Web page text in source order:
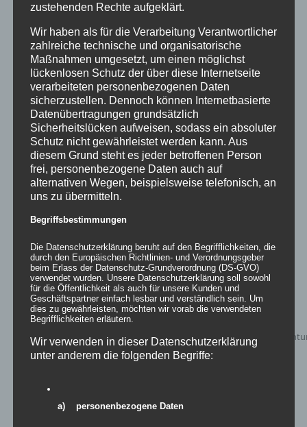
Bewertet
mit 5.00von
5
Details
zur Wunschliste
zustehenden Rechte aufgeklärt.
Wir haben als für die Verarbeitung Verantwortlicher
zahlreiche technische und organisatorische
Maßnahmen umgesetzt, um einen möglichst
lückenlosen Schutz der über diese Internetseite
verarbeiteten personenbezogenen Daten
sicherzustellen. Dennoch können Internetbasierte
Datenübertragungen grundsätzlich
Sicherheitslücken aufweisen, sodass ein absoluter
Schutz nicht gewährleistet werden kann. Aus
diesem Grund steht es jeder betroffenen Person
frei, personenbezogene Daten auch auf
alternativen Wegen, beispielsweise telefonisch, an
uns zu übermitteln.
Begriffsbestimmungen
Die Datenschutzerklärung beruht auf den Begrifflichkeiten, die
durch den Europäischen Richtlinien- und Verordnungsgeber
beim Erlass der Datenschutz-Grundverordnung (DS-GVO)
verwendet wurden. Unsere Datenschutzerklärung soll sowohl
für die Öffentlichkeit als auch für unsere Kunden und
Geschäftspartner einfach lesbar und verständlich sein. Um
dies zu gewährleisten, möchten wir vorab die verwendeten
Begrifflichkeiten erläutern.
Wir verwenden in dieser Datenschutzerklärung
unter anderem die folgenden Begriffe:
a) personenbezogene Daten